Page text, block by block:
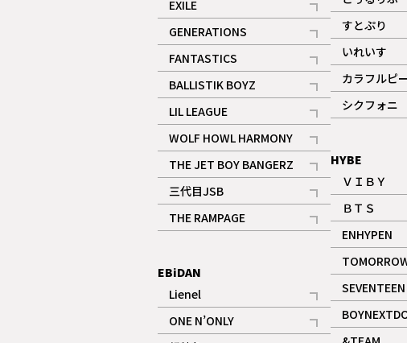
EXILE
記事
GENERATIONS
記事
FANTASTICS
記事
BALLISTIK BOYZ
記事
LIL LEAGUE
記事
WOLF HOWL HARMONY
記事
THE JET BOY BANGERZ
記事
三代目JSB
記事
THE RAMPAGE
記事
EBiDAN
Lienel
記事
ONE N’ONLY
記事
記事
すとぷり
記事
ギャラリ
いれいす
記事
ギャラリ
カラフルピ
記事
シクフォニ
記事
HYBE
ＶＩＢＹ
記事
ＢＴＳ
記事
ENHYPEN
記事
記事
ギャラリ
SEVENTEEN
記事
記事